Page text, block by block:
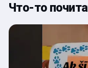
Что-то